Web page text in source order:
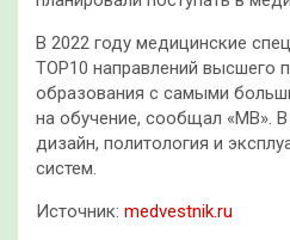
В 2022 году медицинские
ТОР10 направлений высшего
образования с самыми
на обучение, сообщал «МВ». В
дизайн, политология и
систем.
Источник: medvestnik.ru